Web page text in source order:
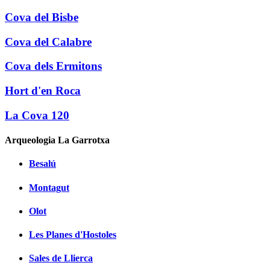
Cova del Bisbe
Cova del Calabre
Cova dels Ermitons
Hort d'en Roca
La Cova 120
Arqueologia La Garrotxa
Besalú
Montagut
Olot
Les Planes d'Hostoles
Sales de Llierca